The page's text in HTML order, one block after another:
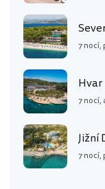
7 nocí,
Hvar
7 nocí,
Jižní
7 nocí,